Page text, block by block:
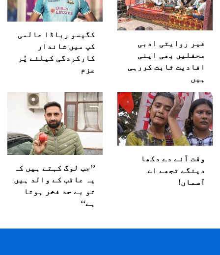
غیر روایتی ادبی
محفلیں بھی اپنی
افادیت ثابت کررہی
ہیں
کگیسو رباڈا عالمی
کپ میں شاندار
کارکردگی کیلئے پُر
عزم
وقت آنے دے دکھا
دینگے تجھے اے
آسماں!
’’جب لوگ کہتے ہیں کہ
یہ عاقب کے والد ہیں
تو بے حد فخر ہوتا
ہے‘‘